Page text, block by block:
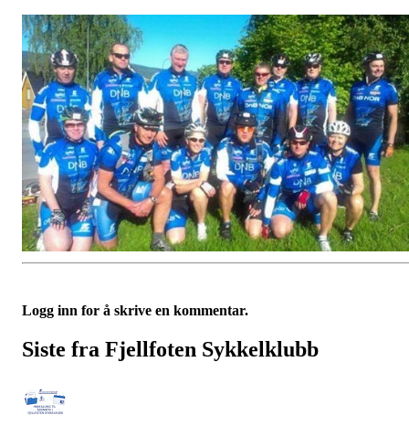
Logg inn for å skrive en kommentar.
Siste fra Fjellfoten Sykkelklubb